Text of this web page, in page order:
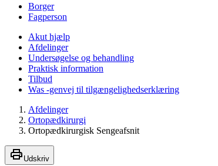
Borger
Fagperson
Akut hjælp
Afdelinger
Undersøgelse og behandling
Praktisk information
Tilbud
Was -genvej til tilgængelighedserklæring
Afdelinger
Ortopædkirurgi
Ortopædkirurgisk Sengeafsnit
Udskriv